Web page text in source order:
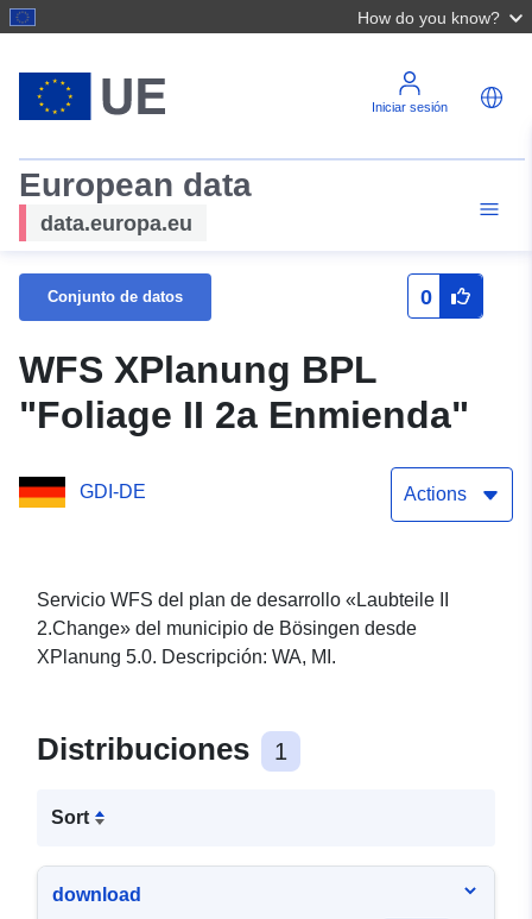
How do you know?
Iniciar sesión
European data
data.europa.eu
Conjunto de datos 0
WFS XPlanung BPL
"Foliage II 2a Enmienda"
GDI-DE Actions
Servicio WFS del plan de desarrollo «Laubteile II
2.Change» del municipio de Bösingen desde
XPlanung 5.0. Descripción: WA, MI.
Distribuciones 1
Sort
download